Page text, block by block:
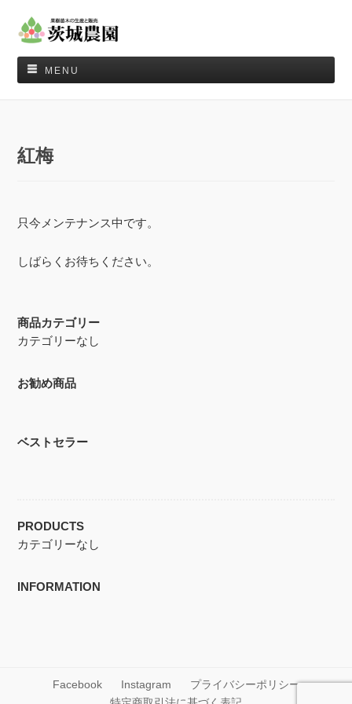
MENU
紅梅
只今メンテナンス中です。
しばらくお待ちください。
商品カテゴリー
カテゴリーなし
お勧め商品
ベストセラー
PRODUCTS
カテゴリーなし
INFORMATION
Facebook Instagram
プライバシーポリシー